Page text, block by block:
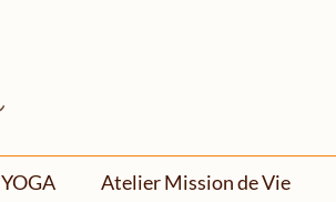
YOGA Atelier Mission de Vie